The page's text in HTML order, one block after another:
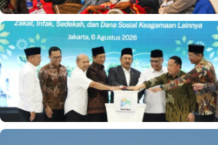
Nasional
Basarnas akhiri operasi SAR KM Mutiara
Sentosa 2
Indonesia•06 Aug 2026